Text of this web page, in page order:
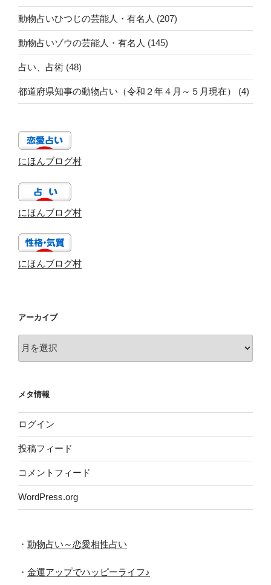
動物占いひつじの芸能人・有名人 (207)
動物占いゾウの芸能人・有名人 (145)
占い、占術 (48)
都道府県知事の動物占い（令和２年４月～５月現在） (4)
にほんブログ村
にほんブログ村
にほんブログ村
アーカイブ
ー
ブ
メタ情報
ログイン
投稿フィード
コメントフィード
WordPress.org
・ 動物占い～恋愛相性占い
・ 金運アップでハッピーライフ♪